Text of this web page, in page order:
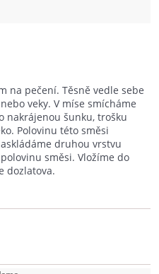
na pečení. Těsně vedle sebe
veky. V míse smícháme
nakrájenou šunku, trošku
Polovinu této směsi
druhou vrstvu
směsi. Vložíme do
dozlatova.